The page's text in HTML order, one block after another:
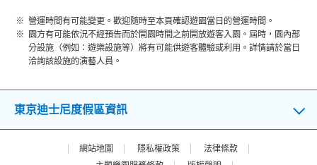
營運時間有可能變更。歡迎隨時至本頁確認遊園當日的營運時間。
園方有可能依況不經預告而於開園時間之前開放遊客入園。屆時，園內部
分設施（例如：遊樂設施等）將有可能供遊客體驗或利用。詳情請於當日
洽詢該設施的演藝人員。
東京迪士尼度假區資訊
網站地圖 隱私權政策
法律條款